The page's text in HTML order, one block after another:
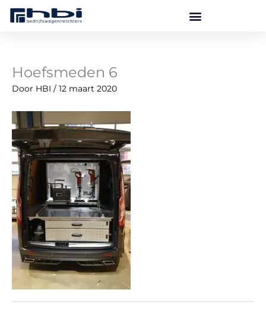
Hoefsmeden 6
Door HBI / 12 maart 2020